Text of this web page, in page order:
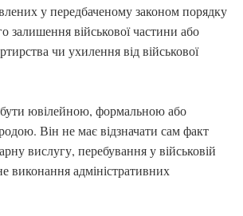
у передбаченому законом порядку
залишення військової частини або
чи ухилення від військової
ювілейною, формальною або
Він не має відзначати сам факт
вислугу, перебування у військовій
виконання адміністративних